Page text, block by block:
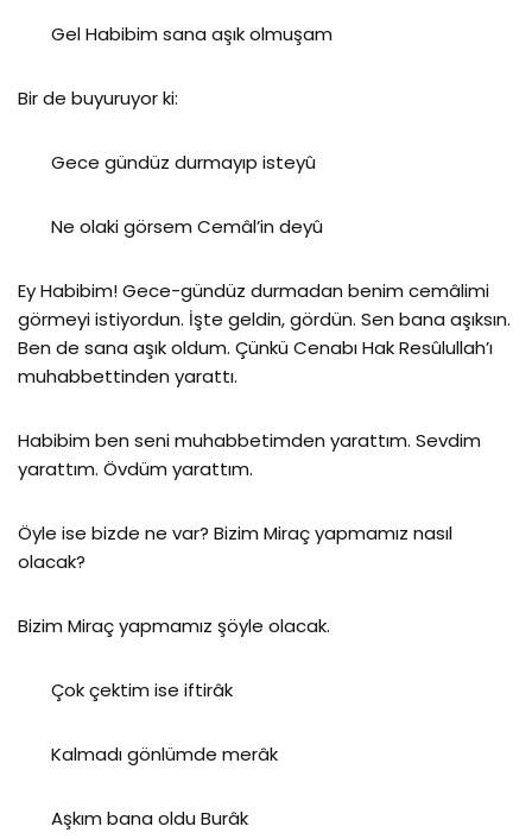
Gel Habibim sana aşık olmuşam
Bir de buyuruyor ki:
Gece gündüz durmayıp isteyû
Ne olaki görsem Cemâl’in deyû
Ey Habibim! Gece-gündüz durmadan benim cemâlimi
görmeyi istiyordun. İşte geldin, gördün. Sen bana aşıksın.
Ben de sana aşık oldum. Çünkü Cenabı Hak Resûlullah’ı
muhabbettinden yarattı.
Habibim ben seni muhabbetimden yarattım. Sevdim
yarattım. Övdüm yarattım.
Öyle ise bizde ne var? Bizim Miraç yapmamız nasıl
olacak?
Bizim Miraç yapmamız şöyle olacak.
Çok çektim ise iftirâk
Kalmadı gönlümde merâk
Aşkım bana oldu Burâk